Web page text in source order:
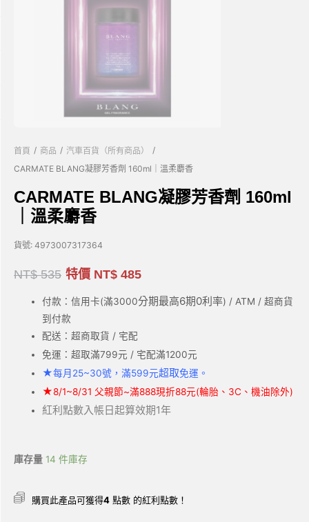
首頁 / 商品 / 汽車百貨（所有商品）
/
CARMATE BLANG凝膠芳香劑 160ml｜溫柔麝香
CARMATE BLANG凝膠芳香劑 160ml
｜溫柔麝香
貨號: 4973007317364
NT$535 特價 NT$ 485
付款：信用卡(滿3000分期最高6期0利率) / ATM / 超商貨
到付款
配送：超商取貨 / 宅配
免運：超取滿799元 / 宅配滿1200元
★每月25~30號，滿599元超取免運。
★8/1~8/31 父親節~滿888現折88元(輪胎、3C、機油除外)
紅利點數入帳日起算效期1年
庫存量 14 件庫存
購買此產品可獲得4 點數 的紅利點數！